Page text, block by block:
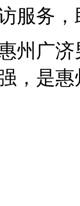
服务
广济
，是